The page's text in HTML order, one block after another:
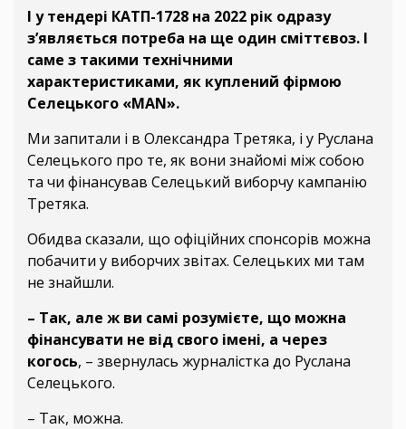
І у тендері КАТП-1728 на 2022 рік одразу
з’являється потреба на ще один сміттєвоз. І
саме з такими технічними
характеристиками, як куплений фірмою
Селецького «MAN».
Ми запитали і в Олександра Третяка, і у Руслана
Селецького про те, як вони знайомі між собою
та чи фінансував Селецький виборчу кампанію
Третяка.
Обидва сказали, що офіційних спонсорів можна
побачити у виборчих звітах. Селецьких ми там
не знайшли.
– Так, але ж ви самі розумієте, що можна
фінансувати не від свого імені, а через
когось, – звернулась журналістка до Руслана
Селецького.
– Так, можна.